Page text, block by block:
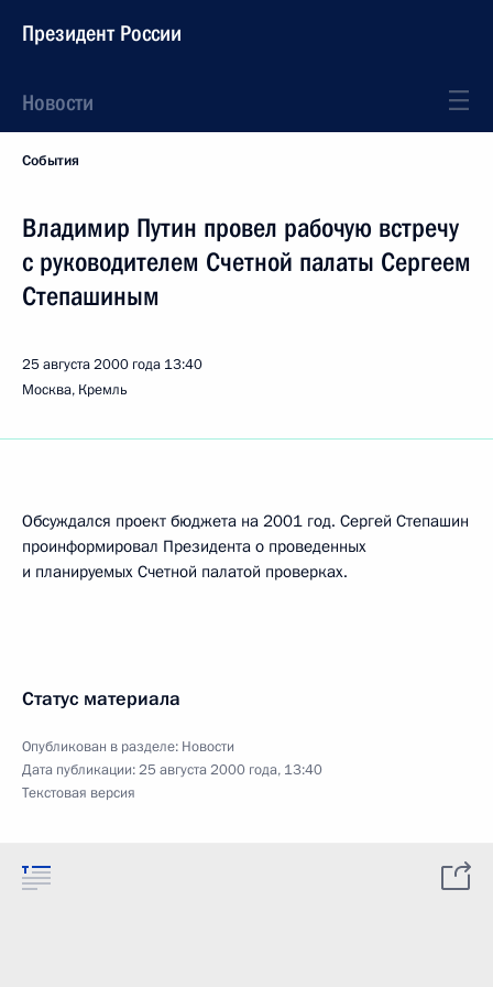
Президент России
Новости
События
Владимир Путин провел рабочую встречу
с руководителем Счетной палаты Сергеем
Степашиным
25 августа 2000 года 13:40
Москва, Кремль
Обсуждался проект бюджета на 2001 год. Сергей Степашин
проинформировал Президента о проведенных
и планируемых Счетной палатой проверках.
Статус материала
Опубликован в разделе: Новости
Дата публикации:25 августа 2000 года, 13:40
Текстовая версия